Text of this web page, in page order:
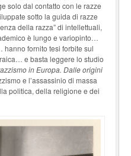
solo dal contatto con le razze
sotto la guida di razze
della razza” di intellettuali,
è lungo e variopinto…
fornito tesi forbite sul
e basta leggere lo studio
in Europa. Dalle origini
e l’assassinio di massa
politica, della religione e dei